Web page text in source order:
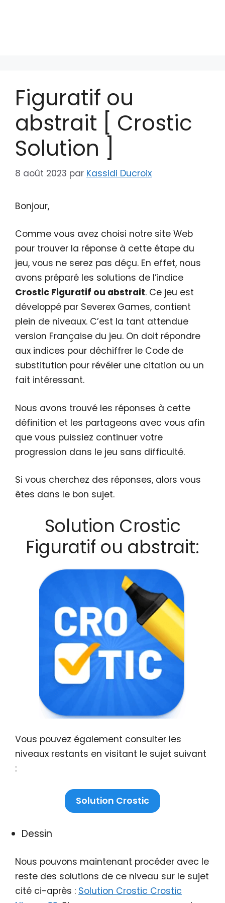
Figuratif ou
abstrait [ Crostic
Solution ]
8 août 2023 par Kassidi Ducroix
Bonjour,
Comme vous avez choisi notre site Web
pour trouver la réponse à cette étape du
jeu, vous ne serez pas déçu. En effet, nous
avons préparé les solutions de l’indice
Crostic Figuratif ou abstrait. Ce jeu est
développé par Severex Games, contient
plein de niveaux. C’est la tant attendue
version Française du jeu. On doit répondre
aux indices pour déchiffrer le Code de
substitution pour révéler une citation ou un
fait intéressant.
Nous avons trouvé les réponses à cette
définition et les partageons avec vous afin
que vous puissiez continuer votre
progression dans le jeu sans difficulté.
Si vous cherchez des réponses, alors vous
êtes dans le bon sujet.
Solution Crostic
Figuratif ou abstrait:
Vous pouvez également consulter les
niveaux restants en visitant le sujet suivant
:
Solution Crostic
Dessin
Nous pouvons maintenant procéder avec le
reste des solutions de ce niveau sur le sujet
cité ci-après : Solution Crostic Crostic